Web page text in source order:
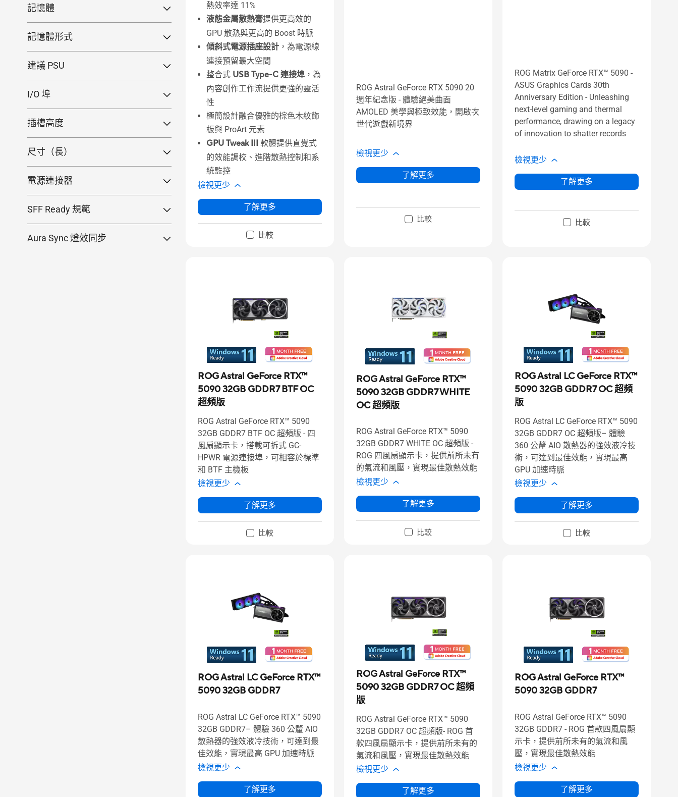
GeForce RTX™ 5090
GeForce RTX™ 5080(14)
GeForce RTX™ 5070TI
GeForce RTX™ 5060 Ti
GeForce RTX™ 30 系列
GeForce RTX™ 3060(2)
GeForce RTX™ 3050
GeForce® GTX 10 系列(1)
GeForce® GT 1030
GeForce® GT 700 系列
Radeon™ RX 9000 系列
Radeon™ RX 9070
Radeon™ RX 9060 XT(6)
Radeon™ RX 7600
記憶體
8GB(0)
6GB(0)
2GB(0)
16GB(0)
12GB
記憶體形式
GDDR6(0)
GDDR5
建議 PSU
1000W(9)
850W
750W(0)
650W(0)
550W(0)
300W(0)
I/O 埠
USB Type-C(3)
HDMI(0)
DVI(0)
DisplayPort
插槽高度
3.1-slot(0)
2.5-slot
2-slot(0)
1-slot(0)
尺寸（長）
< 20cm(0)
電源連接器
3 x 8-pin(0)
2 x 8-pin (0)
1 x 8-pin(0)
1 x 16-pin(41)
SFF Ready 規範
符合(15)
Aura Sync 燈效同步
熱效率達 11%
液態金屬散熱膏提供更高效的
GPU 散熱與更高的 Boost 時脈
傾斜式電源插座設計 ，為電源線
連接預留最大空間
整合式 USB Type-C 連接埠 ，為
內容創作工作流提供更強的靈活
性
極簡設計融合優雅的棕色木紋飾
板與 ProArt 元素
GPU Tweak III 軟體提供直覺式
的效能調校、進階散熱控制和系
統監控
檢視更少
了解更多
比較
ROG Astral GeForce RTX 5090 20
週年紀念版 - 體驗絕美曲面
AMOLED 美學與極致效能，開啟次
世代遊戲新境界
檢視更少
了解更多
比較
ROG Matrix GeForce RTX™ 5090 -
ASUS Graphics Cards 30th
Anniversary Edition - Unleashing
next-level gaming and thermal
performance, drawing on a legacy
of innovation to shatter records
檢視更少
了解更多
比較
ROG Astral GeForce RTX™
5090 32GB GDDR7 BTF OC
超頻版
ROG Astral GeForce RTX™ 5090
32GB GDDR7 BTF OC 超頻版 - 四
風扇顯示卡，搭載可拆式 GC-
HPWR 電源連接埠，可相容於標準
和 BTF 主機板
檢視更少
了解更多
比較
ROG Astral GeForce RTX™
5090 32GB GDDR7 WHITE
OC 超頻版
ROG Astral GeForce RTX™ 5090
32GB GDDR7 WHITE OC 超頻版 -
ROG 四風扇顯示卡，提供前所未有
的氣流和風壓，實現最佳散熱效能
檢視更少
了解更多
比較
ROG Astral LC GeForce RTX™
5090 32GB GDDR7 OC 超頻
版
ROG Astral LC GeForce RTX™ 5090
32GB GDDR7 OC 超頻版– 體驗
360 公釐 AIO 散熱器的強效液冷技
術，可達到最佳效能，實現最高
GPU 加速時脈
檢視更少
了解更多
比較
ROG Astral LC GeForce RTX™
5090 32GB GDDR7
ROG Astral LC GeForce RTX™ 5090
32GB GDDR7– 體驗 360 公釐 AIO
散熱器的強效液冷技術，可達到最
佳效能，實現最高 GPU 加速時脈
檢視更少
了解更多
ROG Astral GeForce RTX™
5090 32GB GDDR7 OC 超頻
版
ROG Astral GeForce RTX™ 5090
32GB GDDR7 OC 超頻版- ROG 首
款四風扇顯示卡，提供前所未有的
氣流和風壓，實現最佳散熱效能
檢視更少
了解更多
ROG Astral GeForce RTX™
5090 32GB GDDR7
ROG Astral GeForce RTX™ 5090
32GB GDDR7 - ROG 首款四風扇顯
示卡，提供前所未有的氣流和風
壓，實現最佳散熱效能
檢視更少
了解更多